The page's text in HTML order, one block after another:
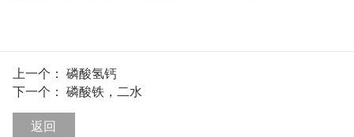
上一个： 磷酸氢钙
下一个： 磷酸铁，二水
返回